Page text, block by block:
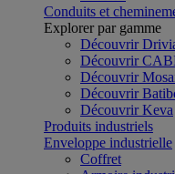
Conduits et
Explorer par gamme
Découvrir
Découvrir
Découvrir
Découvrir
Découvrir Keva
Produits industriels
Enveloppe industrielle
Coffret